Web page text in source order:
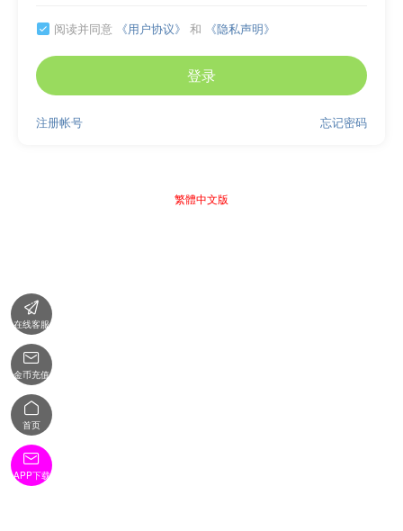
 阅读并同意 《用户协议》 和 《隐私声明》
登录
忘记密码
注册帐号
繁體中文版

在线客服

金币充值

首页

APP下载